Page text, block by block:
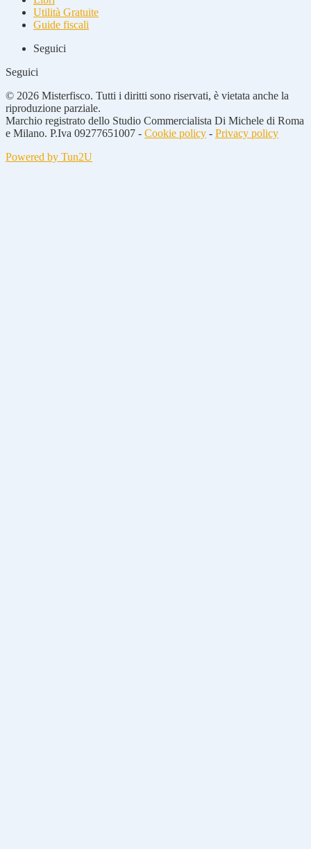
Utilità Gratuite
Guide fiscali
Seguici
Seguici
© 2026 Misterfisco. Tutti i diritti sono riservati, è vietata anche la
riproduzione parziale.
Marchio registrato dello Studio Commercialista Di Michele di Roma
e Milano. P.Iva 09277651007 - Cookie policy - Privacy policy
Powered by Tun2U